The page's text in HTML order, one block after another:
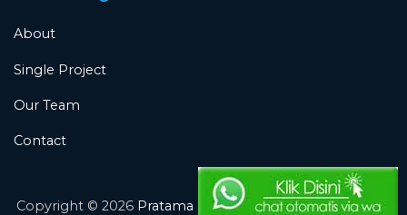
About
Single Project
Our Team
Contact
Copyright © 2026 Pratama Readymix. All rights reserved.